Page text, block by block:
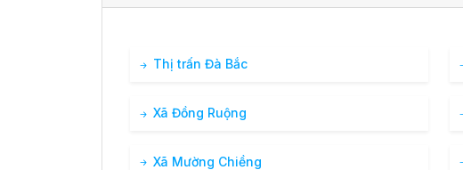
Thị trấn Đà Bắc
Xã Đồng Ruộng
Xã Mường Chiềng